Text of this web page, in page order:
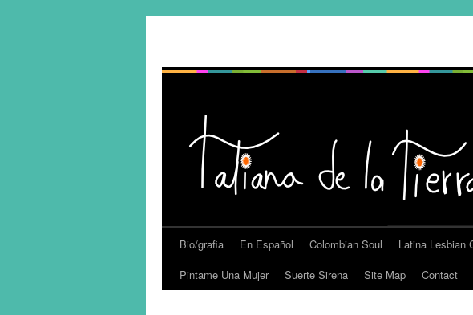
Bio/grafia En Español Colombian Soul Latina Lesbian
Pintame Una Mujer
Suerte Sirena Site Map Contact